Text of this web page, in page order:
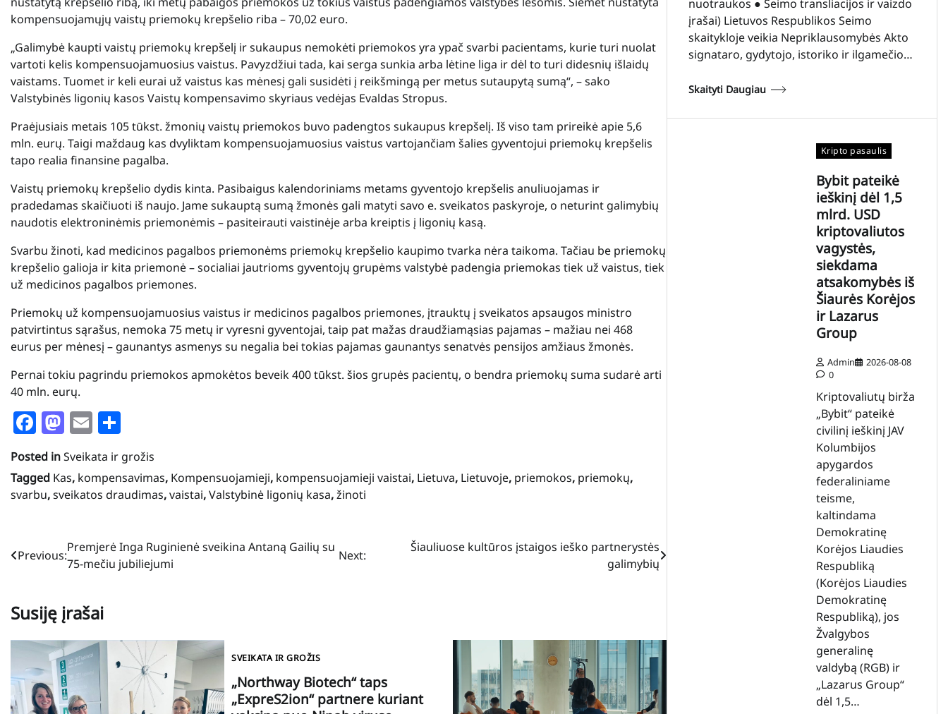
kompensuojamųjų vaistų priemokų krepšelio riba – 70,02 euro.
„Galimybė kaupti vaistų priemokų krepšelį ir sukaupus nemokėti priemokos yra ypač svarbi pacientams, kurie turi nuolat
vartoti kelis kompensuojamuosius vaistus. Pavyzdžiui tada, kai serga sunkia arba lėtine liga ir dėl to turi didesnių išlaidų
vaistams. Tuomet ir keli eurai už vaistus kas mėnesį gali susidėti į reikšmingą per metus sutaupytą sumą“, – sako
Valstybinės ligonių kasos Vaistų kompensavimo skyriaus vedėjas Evaldas Stropus.
Praėjusiais metais 105 tūkst. žmonių vaistų priemokos buvo padengtos sukaupus krepšelį. Iš viso tam prireikė apie 5,6
mln. eurų. Taigi maždaug kas dvyliktam kompensuojamuosius vaistus vartojančiam šalies gyventojui priemokų krepšelis
tapo realia finansine pagalba.
Vaistų priemokų krepšelio dydis kinta. Pasibaigus kalendoriniams metams gyventojo krepšelis anuliuojamas ir
pradedamas skaičiuoti iš naujo. Jame sukauptą sumą žmonės gali matyti savo e. sveikatos paskyroje, o neturint galimybių
naudotis elektroninėmis priemonėmis – pasiteirauti vaistinėje arba kreiptis į ligonių kasą.
Svarbu žinoti, kad medicinos pagalbos priemonėms priemokų krepšelio kaupimo tvarka nėra taikoma. Tačiau be priemokų
krepšelio galioja ir kita priemonė – socialiai jautrioms gyventojų grupėms valstybė padengia priemokas tiek už vaistus, tiek
už medicinos pagalbos priemones.
Priemokų už kompensuojamuosius vaistus ir medicinos pagalbos priemones, įtrauktų į sveikatos apsaugos ministro
patvirtintus sąrašus, nemoka 75 metų ir vyresni gyventojai, taip pat mažas draudžiamąsias pajamas – mažiau nei 468
eurus per mėnesį – gaunantys asmenys su negalia bei tokias pajamas gaunantys senatvės pensijos amžiaus žmonės.
Pernai tokiu pagrindu priemokos apmokėtos beveik 400 tūkst. šios grupės pacientų, o bendra priemokų suma sudarė arti
40 mln. eurų.
Facebook
Mastodon
Email
Posted inSveikata ir grožis
Tagged Kas, kompensavimas, Kompensuojamieji, kompensuojamieji vaistai, Lietuva, Lietuvoje, priemokos, priemokų,
svarbu,sveikatos draudimas,vaistai,Valstybinė ligonių kasa,žinoti
Navigacija
įrašų
Previous:
Premjerė Inga Ruginienė sveikina Antaną Gailių su
75-mečiu jubiliejumi
Next:
Šiauliuose kultūros įstaigos ieško partnerystės
galimybių
Susiję įrašai
SVEIKATA IR GROŽIS
„Northway Biotech“ taps
„ExpreS2ion“ partnere kuriant
nuotraukos ● Seimo transliacijos ir vaizdo
įrašai) Lietuvos Respublikos Seimo
skaitykloje veikia Nepriklausomybės Akto
signataro, gydytojo, istoriko ir ilgamečio…
Skaityti Daugiau
Kripto pasaulis
Bybit pateikė
ieškinį dėl 1,5
mlrd. USD
kriptovaliutos
vagystės,
siekdama
atsakomybės iš
Šiaurės Korėjos
ir Lazarus
Group
Admin
2026-08-08
0
Kriptovaliutų birža
„Bybit“ pateikė
civilinį ieškinį JAV
Kolumbijos
apygardos
federaliniame
teisme,
kaltindama
Demokratinę
Korėjos Liaudies
Respubliką
(Korėjos Liaudies
Demokratinę
Respubliką), jos
Žvalgybos
generalinę
valdybą (RGB) ir
„Lazarus Group“
dėl 1,5…